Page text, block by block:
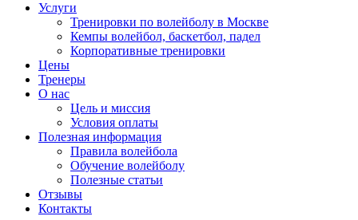
Услуги
Тренировки по волейболу в Москве
Кемпы волейбол, баскетбол, падел
Корпоративные тренировки
Цены
Тренеры
О нас
Цель и миссия
Условия оплаты
Полезная информация
Правила волейбола
Обучение волейболу
Полезные статьи
Отзывы
Контакты